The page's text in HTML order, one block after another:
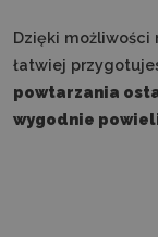
Dzięki możliwości
łatwiej
powtarzania
wygodnie